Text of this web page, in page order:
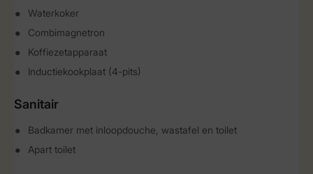
Waterkoker
Combimagnetron
Koffiezetapparaat
Inductiekookplaat (4-pits)
Sanitair
Badkamer met inloopdouche, wastafel en toilet
Apart toilet